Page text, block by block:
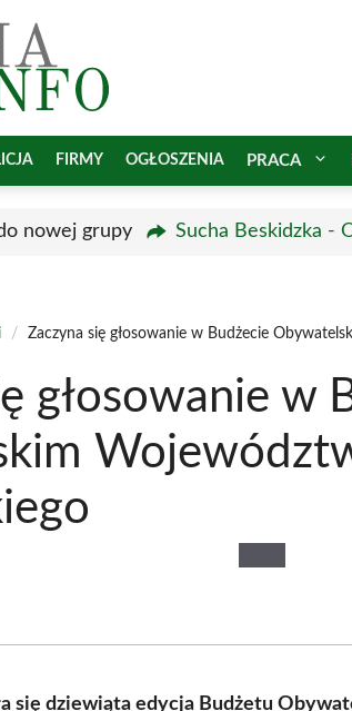
FIRMY OGŁOSZENIA PRACA
nowej grupy Sucha Beskidzka -
/ Zaczyna się głosowanie w Budżecie
głosowanie w
się dziewiąta edycja Budżetu